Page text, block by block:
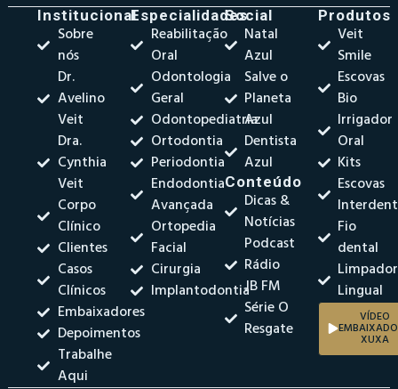
Institucional
Sobre
nós
Dr.
Avelino
Veit
Dra.
Cynthia
Veit
Corpo
Clínico
Clientes
Casos
Clínicos
Embaixadores
Depoimentos
Trabalhe
Aqui
Especialidades
Reabilitação
Oral
Odontologia
Geral
Odontopediatria
Ortodontia
Periodontia
Endodontia
Avançada
Ortopedia
Facial
Cirurgia
Implantodontia
Social
Natal
Azul
Salve o
Planeta
Azul
Dentista
Azul
Conteúdo
Dicas &
Notícias
Podcast
Rádio
JB FM
Série O
Resgate
Produtos
Veit
Smile
Escovas
Bio
Irrigador
Oral
Kits
Escovas
Fio
dental
Limpador
Lingual
VÍDEO
XUXA